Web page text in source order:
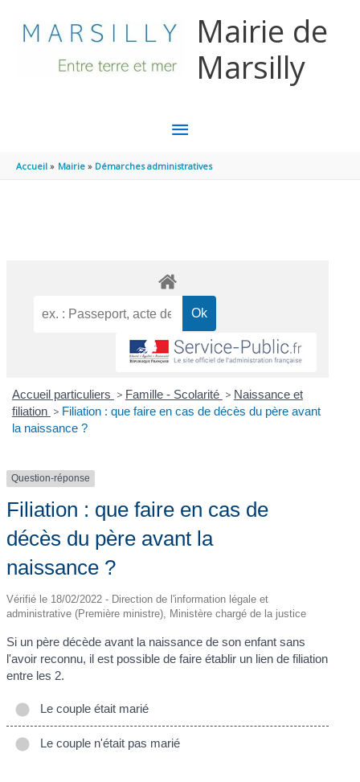
Mairie de
Marsilly
MENU
PRINCIPAL
Accueil Mairie Démarches administratives
Accueil particuliers > Famille - Scolarité > Naissance et
filiation > Filiation : que faire en cas de décès du père avant
la naissance ?
Question-réponse
Filiation : que faire en cas de
décès du père avant la
naissance ?
Vérifié le 18/02/2022 - Direction de l'information légale et
administrative (Première ministre), Ministère chargé de la justice
Si un père décède avant la naissance de son enfant sans
l'avoir reconnu, il est possible de faire établir un lien de filiation
entre les 2.
Le couple était marié
Le couple n'était pas marié